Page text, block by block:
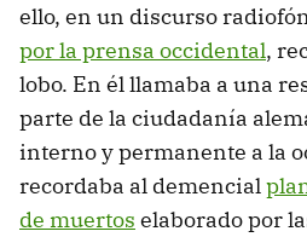
ello, en un discurso
por la prensa occidental,
lobo. En él llamaba a una
parte de la ciudadanía
interno y permanente a la
recordaba al demencial
de muertos elaborado por